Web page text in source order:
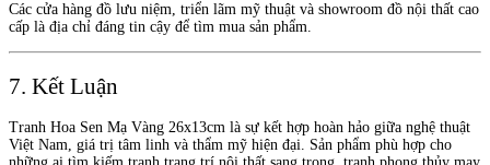
Các cửa hàng đồ lưu niệm, triển lãm mỹ thuật và showroom đồ nội thất cao
cấp là địa chỉ đáng tin cậy để tìm mua sản phẩm.
7. Kết Luận
Tranh Hoa Sen Mạ Vàng 26x13cm là sự kết hợp hoàn hảo giữa nghệ thuật
Việt Nam, giá trị tâm linh và thẩm mỹ hiện đại. Sản phẩm phù hợp cho